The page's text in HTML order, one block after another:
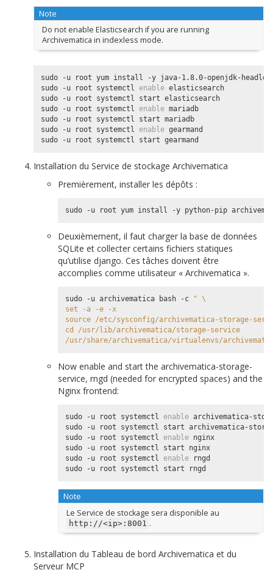
Note
Do not enable Elasticsearch if you are running
Archivematica in indexless mode.
sudo -u root yum install -y java-1.8.0-openjdk-
sudo -u root systemctl enable elasticsearch
sudo -u root systemctl start elasticsearch
sudo -u root systemctl enable mariadb
sudo -u root systemctl start mariadb
sudo -u root systemctl enable gearmand
Installation du Service de stockage Archivematica
Premièrement, installer les dépôts :
Deuxièmement, il faut charger la base de données
SQLite et collecter certains fichiers statiques
qu’utilise django. Ces tâches doivent être
accomplies comme utilisateur « Archivematica ».
sudo -u archivematica bash -c
" \
set -a -e -x
source /etc/sysconfig/archivematica-storage-
cd /usr/lib/archivematica/storage-service
/usr/share/archivematica/virtualenvs/
Now enable and start the archivematica-storage-
service, rngd (needed for encrypted spaces) and the
Nginx frontend:
sudo -u root systemctl enable archivematica-
sudo -u root systemctl start archivematica-
sudo -u root systemctl enable nginx
sudo -u root systemctl start nginx
sudo -u root systemctl enable rngd
Note
Le Service de stockage sera disponible au
http://<ip>:8001 .
Installation du Tableau de bord Archivematica et du
Serveur MCP